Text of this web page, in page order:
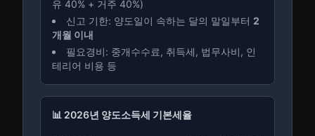
유 40% + 거주 40%)
신고 기한: 양도일이 속하는 달의 말일부터 2
개월 이내
필요경비: 중개수수료, 취득세, 법무사비, 인
테리어 비용 등
📊 2026년 양도소득세 기본세율